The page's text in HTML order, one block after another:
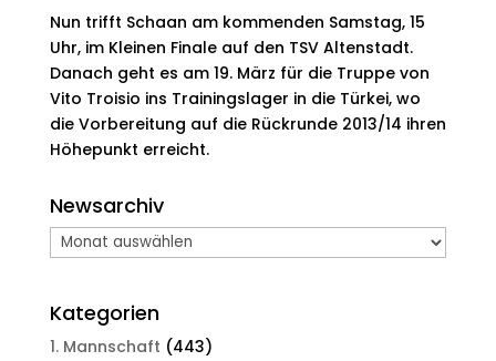
Nun trifft Schaan am kommenden Samstag, 15
Uhr, im Kleinen Finale auf den TSV Altenstadt.
Danach geht es am 19. März für die Truppe von
Vito Troisio ins Trainingslager in die Türkei, wo
die Vorbereitung auf die Rückrunde 2013/14 ihren
Höhepunkt erreicht.
Newsarchiv
Newsarchiv
Kategorien
1. Mannschaft (443)